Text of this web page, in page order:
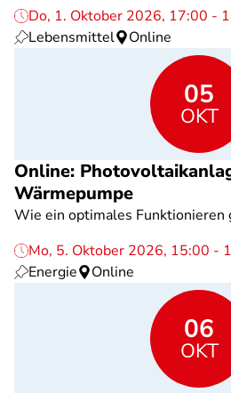
Do, 1. Oktober 2026, 17:00 -
Lebensmittel
Online
05
OKT
Online:
Wärmepumpe
Wie ein optimales
Mo, 5. Oktober 2026, 15:00 -
Energie
Online
06
OKT